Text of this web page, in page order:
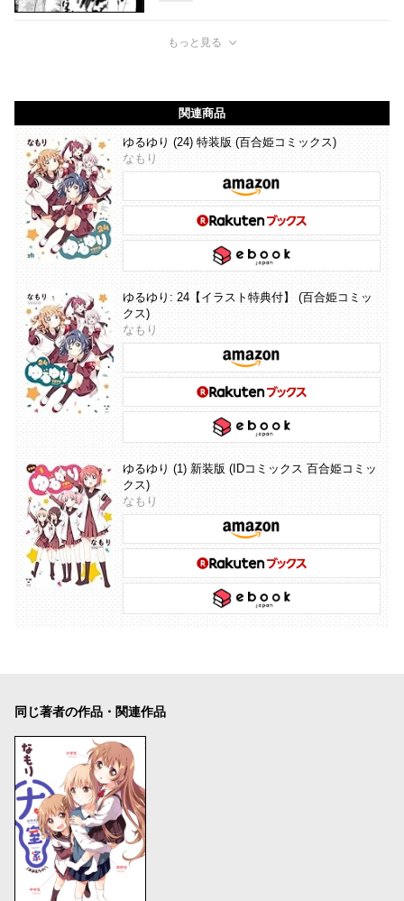
もっと見る
関連商品
ゆるゆり (24) 特装版 (百合姫コミックス)
なもり
ゆるゆり: 24【イラスト特典付】 (百合姫コミッ
クス)
なもり
ゆるゆり (1) 新装版 (IDコミックス 百合姫コミッ
クス)
なもり
同じ著者の作品・関連作品